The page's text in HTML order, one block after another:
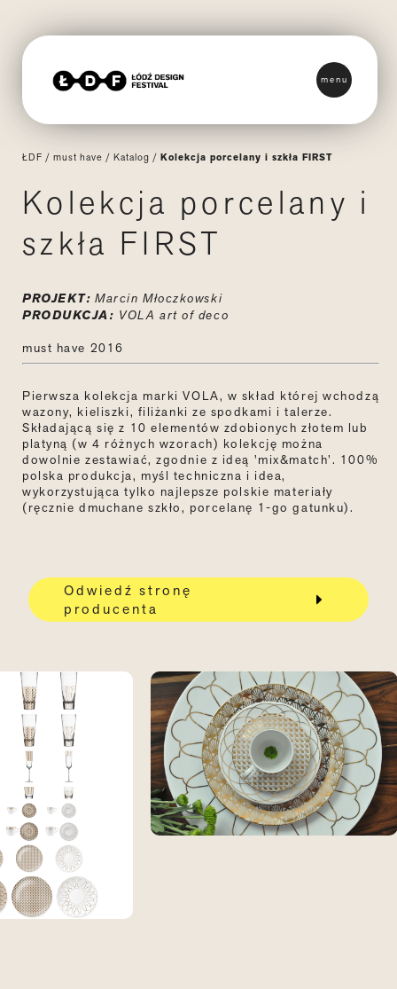
menu
ŁDF / must have / Katalog / Kolekcja porcelany i szkła FIRST
Kolekcja porcelany i
szkła FIRST
PROJEKT: Marcin Młoczkowski
PRODUKCJA: VOLA art of deco
must have 2016
Pierwsza kolekcja marki VOLA, w skład której wchodzą
wazony, kieliszki, filiżanki ze spodkami i talerze.
Składającą się z 10 elementów zdobionych złotem lub
platyną (w 4 różnych wzorach) kolekcję można
dowolnie zestawiać, zgodnie z ideą 'mix&match’. 100%
polska produkcja, myśl techniczna i idea,
wykorzystująca tylko najlepsze polskie materiały
(ręcznie dmuchane szkło, porcelanę 1-go gatunku).
Odwiedź stronę
producenta